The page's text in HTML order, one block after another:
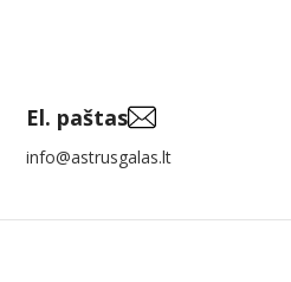
El. paštas
info@astrusgalas.lt